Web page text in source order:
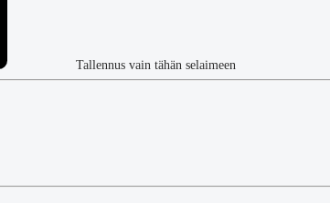
Tallennus vain tähän selaimeen